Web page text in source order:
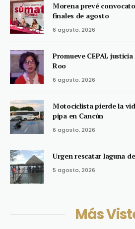
Morena prevé
finales de agosto
6 agosto, 2026
Promueve CEPAL
Roo
6 agosto, 2026
Motociclista pierde la
pipa en Cancún
6 agosto, 2026
Urgen rescatar laguna
5 agosto, 2026
Más